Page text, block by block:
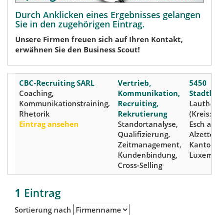
Durch Anklicken eines Ergebnisses gelangen
Sie in den zugehörigen Eintrag.
Unsere Firmen freuen sich auf Ihren Kontakt,
erwähnen Sie den Business Scout!
CBC-Recruiting SARL
Coaching,
Kommunikationstraining,
Rhetorik
Eintrag ansehen
Vertrieb,
Kommunikation,
Recruiting,
Rekrutierung
Standortanalyse,
Qualifizierung,
Zeitmanagement,
Kundenbindung,
Cross-Selling
5450
(Kreis:
Esch an
Alzette)
Kanton
1 Eintrag
Sortierung nach